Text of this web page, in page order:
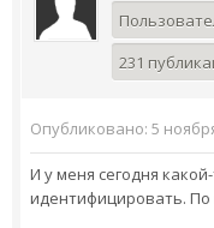
231
Опубликовано: 5
И у меня сегодня
идентифицировать. По